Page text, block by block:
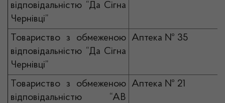
відповідальністю “Да Сігна
Чернівці”
Товариство з обмеженою
відповідальністю “Да Сігна
Чернівці”
Аптека № 35
Товариство з обмеженою
відповідальністю “АВ
Аптека № 21